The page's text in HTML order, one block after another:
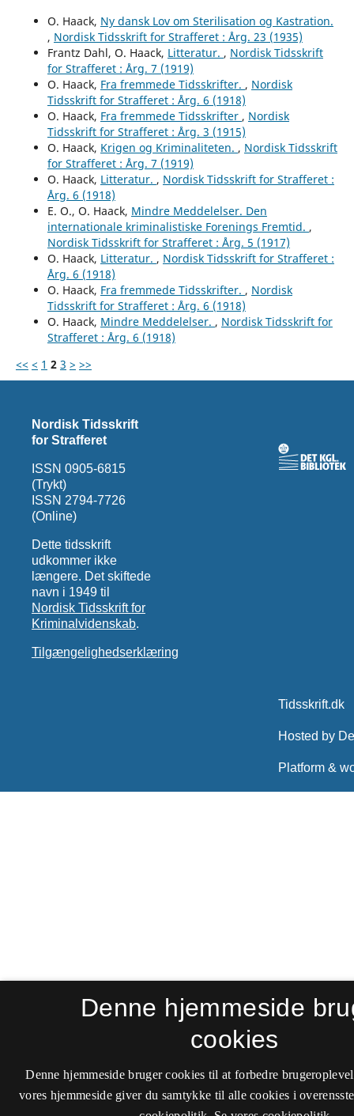
O. Haack, Ny dansk Lov om Sterilisation og Kastration.
, Nordisk Tidsskrift for Strafferet : Årg. 23 (1935)
Frantz Dahl, O. Haack, Litteratur. , Nordisk Tidsskrift
for Strafferet : Årg. 7 (1919)
O. Haack, Fra fremmede Tidsskrifter. , Nordisk
Tidsskrift for Strafferet : Årg. 6 (1918)
O. Haack, Fra fremmede Tidsskrifter , Nordisk
Tidsskrift for Strafferet : Årg. 3 (1915)
O. Haack, Krigen og Kriminaliteten. , Nordisk Tidsskrift
for Strafferet : Årg. 7 (1919)
O. Haack, Litteratur. , Nordisk Tidsskrift for Strafferet :
Årg. 6 (1918)
E. O., O. Haack, Mindre Meddelelser. Den
internationale kriminalistiske Forenings Fremtid. ,
Nordisk Tidsskrift for Strafferet : Årg. 5 (1917)
O. Haack, Litteratur. , Nordisk Tidsskrift for Strafferet :
Årg. 6 (1918)
O. Haack, Fra fremmede Tidsskrifter. , Nordisk
Tidsskrift for Strafferet : Årg. 6 (1918)
O. Haack, Mindre Meddelelser. , Nordisk Tidsskrift for
Strafferet : Årg. 6 (1918)
<< < 1 2 3 > >>
Nordisk Tidsskrift
for Strafferet
ISSN 0905-6815
(Trykt)
ISSN 2794-7726
(Online)
Dette tidsskrift
udkommer ikke
længere. Det skiftede
navn i 1949 til
Nordisk Tidsskrift for
Kriminalvidenskab.
Tilgængelighedserklæring
Denne hjemmeside
cookies
Denne hjemmeside bruger cookies til at forbedre
vores hjemmeside giver du samtykke til alle cookies i